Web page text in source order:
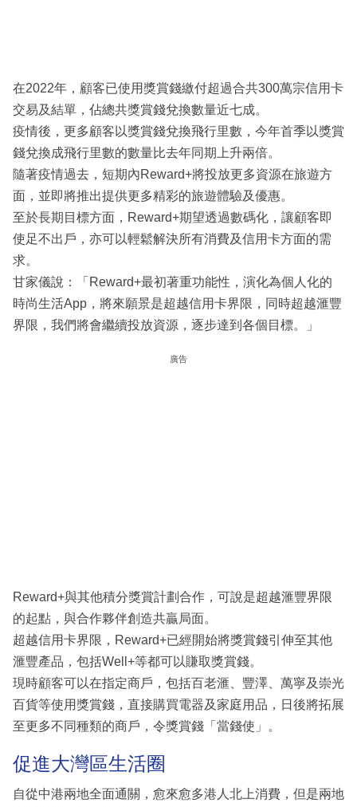
在2022年，顧客已使用獎賞錢繳付超過合共300萬宗信用卡
交易及結單，佔總共獎賞錢兌換數量近七成。
疫情後，更多顧客以獎賞錢兌換飛行里數，今年首季以獎賞
錢兌換成飛行里數的數量比去年同期上升兩倍。
隨著疫情過去，短期內Reward+將投放更多資源在旅遊方
面，並即將推出提供更多精彩的旅遊體驗及優惠。
至於長期目標方面，Reward+期望透過數碼化，讓顧客即
使足不出戶，亦可以輕鬆解決所有消費及信用卡方面的需
求。
甘家儀說：「Reward+最初著重功能性，演化為個人化的
時尚生活App，將來願景是超越信用卡界限，同時超越滙豐
界限，我們將會繼續投放資源，逐步達到各個目標。」
廣告
Reward+與其他積分獎賞計劃合作，可說是超越滙豐界限
的起點，與合作夥伴創造共贏局面。
超越信用卡界限，Reward+已經開始將獎賞錢引伸至其他
滙豐產品，包括Well+等都可以賺取獎賞錢。
現時顧客可以在指定商戶，包括百老滙、豐澤、萬寧及崇光
百貨等使用獎賞錢，直接購買電器及家庭用品，日後將拓展
至更多不同種類的商戶，令獎賞錢「當錢使」。
促進大灣區生活圈
自從中港兩地全面通關，愈來愈多港人北上消費，但是兩地